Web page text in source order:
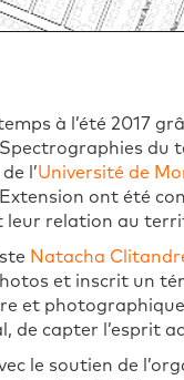
à l’été 2017
du
l’Université de
ont été
leur relation au
Natacha
et inscrit un
et
de capter l’esprit
le soutien de